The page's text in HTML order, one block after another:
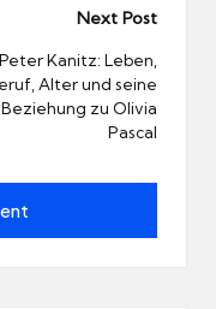
Next Post
Peter Kanitz: Leben,
Alter und seine
Beziehung zu Olivia
Pascal